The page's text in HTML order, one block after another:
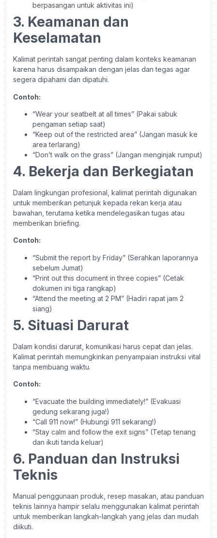
berpasangan untuk aktivitas ini)
3. Keamanan dan
Keselamatan
Kalimat perintah sangat penting dalam konteks keamanan
karena harus disampaikan dengan jelas dan tegas agar
segera dipahami dan dipatuhi.
Contoh:
“Wear your seatbelt at all times” (Pakai sabuk
pengaman setiap saat)
“Keep out of the restricted area” (Jangan masuk ke
area terlarang)
“Don’t walk on the grass” (Jangan menginjak rumput)
4. Bekerja dan Berkegiatan
Dalam lingkungan profesional, kalimat perintah digunakan
untuk memberikan petunjuk kepada rekan kerja atau
bawahan, terutama ketika mendelegasikan tugas atau
memberikan briefing.
Contoh:
“Submit the report by Friday” (Serahkan laporannya
sebelum Jumat)
“Print out this document in three copies” (Cetak
dokumen ini tiga rangkap)
“Attend the meeting at 2 PM” (Hadiri rapat jam 2
siang)
5. Situasi Darurat
Dalam kondisi darurat, komunikasi harus cepat dan jelas.
Kalimat perintah memungkinkan penyampaian instruksi vital
tanpa membuang waktu.
Contoh:
“Evacuate the building immediately!” (Evakuasi
gedung sekarang juga!)
“Call 911 now!” (Hubungi 911 sekarang!)
“Stay calm and follow the exit signs” (Tetap tenang
dan ikuti tanda keluar)
6. Panduan dan Instruksi
Teknis
Manual penggunaan produk, resep masakan, atau panduan
teknis lainnya hampir selalu menggunakan kalimat perintah
untuk memberikan langkah-langkah yang jelas dan mudah
diikuti.